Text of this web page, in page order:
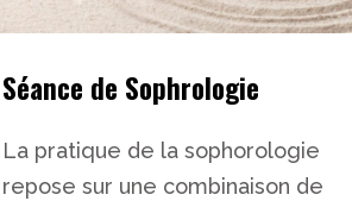
Séance de Sophrologie
La pratique de la sophorologie
repose sur une combinaison de